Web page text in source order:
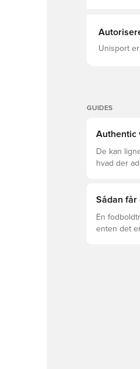
Unisport
GUIDES
Authentic
De kan
hvad der
Sådan får
En
enten det